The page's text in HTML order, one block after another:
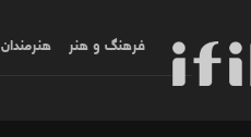
فرهنگ و هنر هنرمندان